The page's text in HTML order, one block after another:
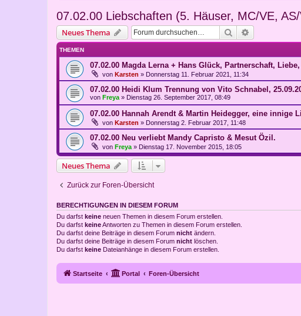
07.02.00 Liebschaften (5. Häuser, MC/VE,
Neues Thema Suche
THEMEN
07.02.00 Magda Lerna + Hans Glück, Partnerschaft,
von Karsten » Donnerstag 11. Februar 2021, 11:34
07.02.00 Heidi Klum Trennung von Vito Schnabel,
von Freya » Dienstag 26. September 2017, 08:49
07.02.00 Hannah Arendt & Martin Heidegger, eine innige
von Karsten » Donnerstag 2. Februar 2017, 11:48
07.02.00 Neu verliebt Mandy Capristo & Mesut Özil.
von Freya » Dienstag 17. November 2015, 18:05
Neues Thema
Zurück zur Foren-Übersicht
BERECHTIGUNGEN IN DIESEM FORUM
Du darfst keine neuen Themen in diesem Forum erstellen.
Du darfst keineAntworten zu Themen in diesem Forum erstellen.
Du darfst deine Beiträge in diesem Forum nicht ändern.
Du darfst deine Beiträge in diesem Forum nicht löschen.
Du darfst keine Dateianhänge in diesem Forum erstellen.
Startseite Portal Foren-Übersicht